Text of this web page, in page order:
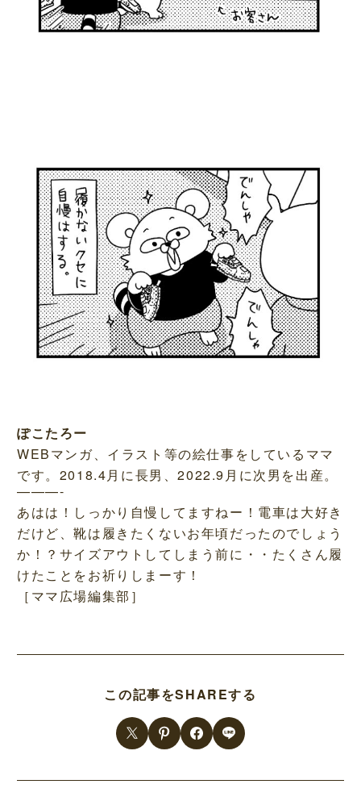
ぽこたろー
WEBマンガ、イラスト等の絵仕事をしているママ
です。2018.4月に長男、2022.9月に次男を出産。
———-
あはは！しっかり自慢してますねー！電車は大好き
だけど、靴は履きたくないお年頃だったのでしょう
か！？サイズアウトしてしまう前に・・たくさん履
けたことをお祈りしまーす！
［ママ広場編集部］
この記事をSHAREする